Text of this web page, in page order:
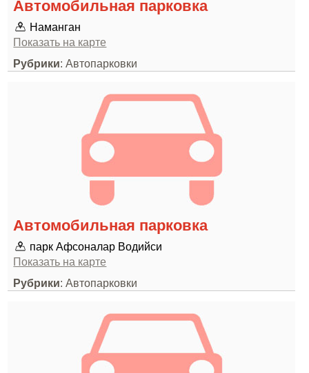
Автомобильная парковка
Наманган
Показать на карте
Рубрики: Автопарковки
Автомобильная парковка
парк Афсоналар Водийси
Показать на карте
Рубрики: Автопарковки